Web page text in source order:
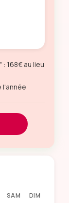
168€ au lieu
l'année
SAM DIM